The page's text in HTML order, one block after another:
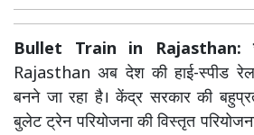
Bullet Train in Rajasthan:
Rajasthan अब देश की हाई-स्पीड रेल
बनने जा रहा है। केंद्र सरकार की
बुलेट ट्रेन परियोजना की विस्तृत